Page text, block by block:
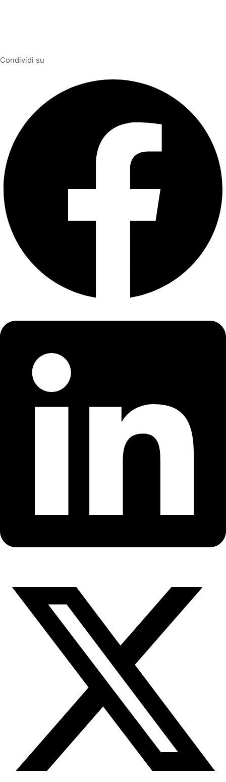
Condividi su